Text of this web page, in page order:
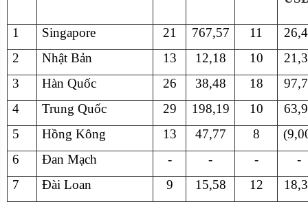
1 Singapore 21 767,57 11
2
Nhật Bản 13 12,18 10
3
Hàn Quốc 26 38,48 18
4
Trung Quốc 29 198,19 10
5
Hồng Kông 13 47,77 8
6
Đan Mạch - - -
-
7
Đài Loan 9 15,58 12